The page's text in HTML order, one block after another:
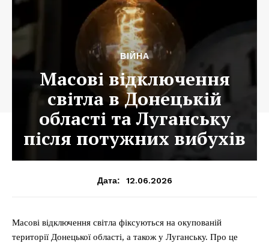
ВІЙНА
Масові відключення
світла в Донецькій
області та Луганську
після потужних вибухів
Дата: 12.06.2026
Масові відключення світла фіксуються на окупованій
території Донецької області, а також у Луганську. Про це